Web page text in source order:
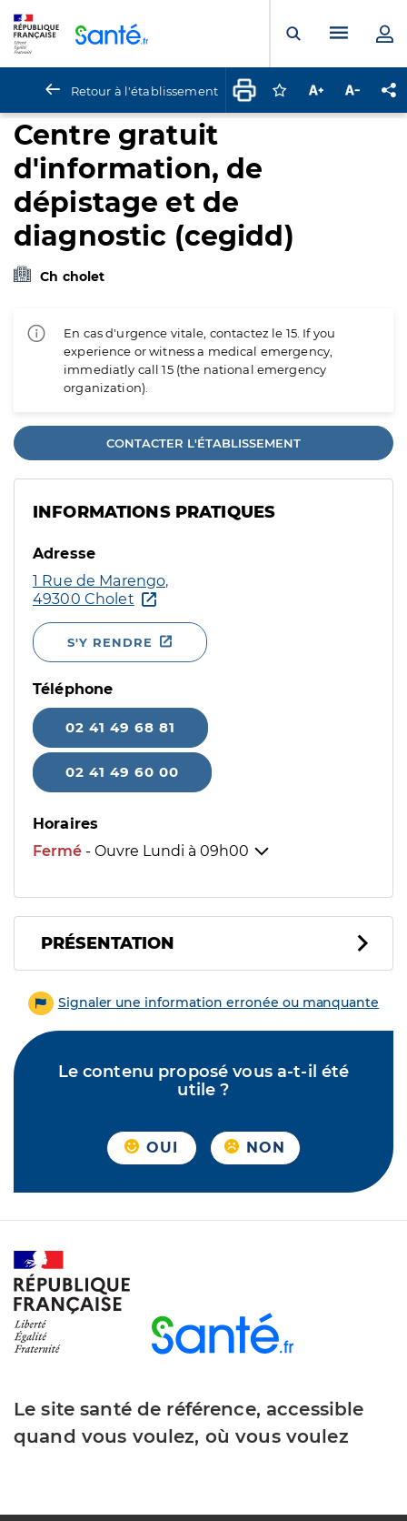
Ouvrir laMenu
Retour à l'établissement Connectez-vous
Augmenter la
Centre gratuit
d'information, de
dépistage et de
diagnostic (cegidd)
Ch cholet
En cas d'urgence vitale, contactez le 15. If you
experience or witness a medical emergency,
immediatly call 15 (the national emergency
organization).
CONTACTER L'ÉTABLISSEMENT
INFORMATIONS PRATIQUES
Adresse
1 Rue de Marengo,
49300 Cholet
S'Y RENDRE
Téléphone
02 41 49 68 81
02 41 49 60 00
Horaires
Fermé - Ouvre Lundi à 09h00
PRÉSENTATION
Signaler une information erronée ou manquante
Le contenu proposé vous a-t-il été
utile ?
OUI NON
Le site santé de référence, accessible
quand vous voulez, où vous voulez